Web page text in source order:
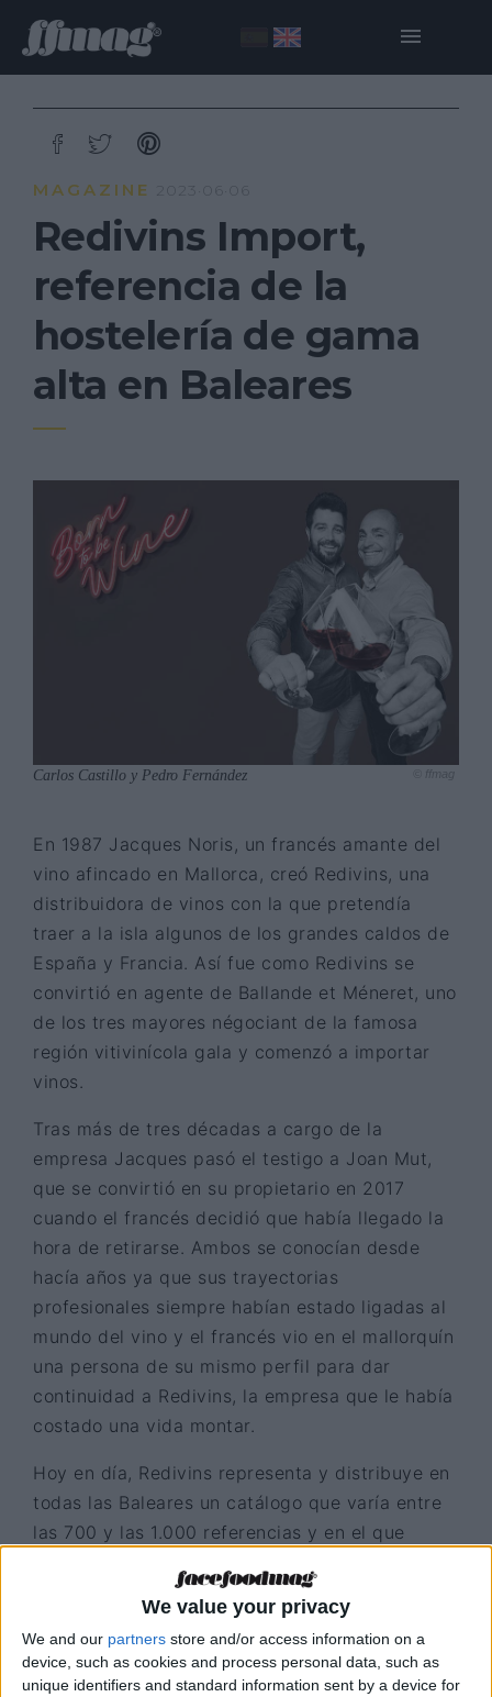
We value your privacy
We and our partners store and/or access information on a
device, such as cookies and process personal data, such as
unique identifiers and standard information sent by a device for
MAGAZINE 2023·06·06
Redivins Import,
referencia de la
hostelería de gama
alta en Baleares
Carlos Castillo y Pedro Fernández © ffmag
En 1987 Jacques Noris, un francés amante del
vino afincado en Mallorca, creó Redivins, una
distribuidora de vinos con la que pretendía
traer a la isla algunos de los grandes caldos de
España y Francia. Así fue como Redivins se
convirtió en agente de Ballande et Méneret, uno
de los tres mayores négociant de la famosa
región vitivinícola gala y comenzó a importar
vinos.
Tras más de tres décadas a cargo de la
empresa Jacques pasó el testigo a Joan Mut,
que se convirtió en su propietario en 2017
cuando el francés decidió que había llegado la
hora de retirarse. Ambos se conocían desde
hacía años ya que sus trayectorias
profesionales siempre habían estado ligadas al
mundo del vino y el francés vio en el mallorquín
una persona de su mismo perfil para dar
continuidad a Redivins, la empresa que le había
costado una vida montar.
Hoy en día, Redivins representa y distribuye en
todas las Baleares un catálogo que varía entre
las 700 y las 1.000 referencias y en el que
laureados del Mundo. Como apunta Joan Mut
con gran orgullo: “Somos tremendamente
afortunados de trabajar con las grandes
bodegas nacionales e internacionales y